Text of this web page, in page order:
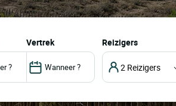
vertrek Reizigers
2 Reizigers